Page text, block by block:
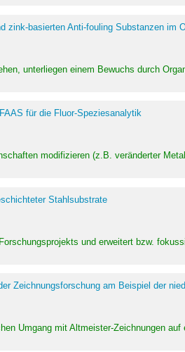
zink-basierten Anti-fouling Substanzen im
unterliegen einem Bewuchs durch
für die Fluor-Speziesanalytik
modifizieren (z.B. veränderter
Stahlsubstrate
und erweitert bzw.
Zeichnungsforschung am Beispiel der
Umgang mit Altmeister-Zeichnungen